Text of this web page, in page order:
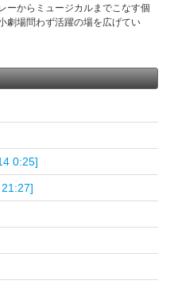
ーからミュージカルまでこなす個
劇場問わず活躍の場を広げてい
0:25]